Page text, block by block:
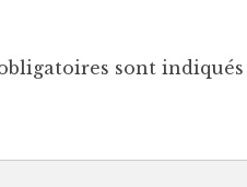
sont indiqués